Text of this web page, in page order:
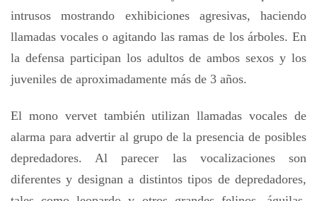
intrusos mostrando exhibiciones agresivas, haciendo
llamadas vocales o agitando las ramas de los árboles. En
la defensa participan los adultos de ambos sexos y los
juveniles de aproximadamente más de 3 años.
El mono vervet también utilizan llamadas vocales de
alarma para advertir al grupo de la presencia de posibles
depredadores. Al parecer las vocalizaciones son
diferentes y designan a distintos tipos de depredadores,